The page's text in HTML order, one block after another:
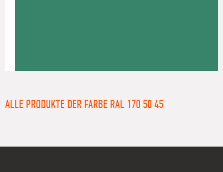
ALLE PRODUKTE DER FARBE RAL 170 50 45